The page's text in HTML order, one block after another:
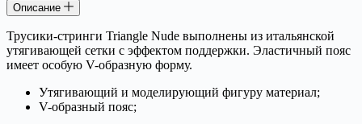
Описание
Трусики-стринги Triangle Nude выполнены из итальянской
утягивающей сетки с эффектом поддержки. Эластичный пояс
имеет особую V-образную форму.
Утягивающий и моделирующий фигуру материал;
V-образный пояс;